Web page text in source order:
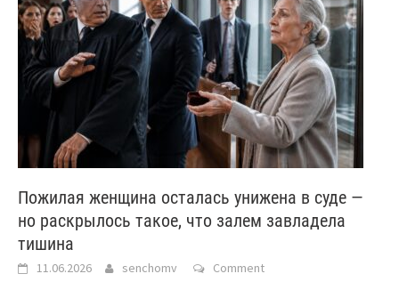
Пожилая женщина осталась унижена в суде —
но раскрылось такое, что залем завладела
тишина
11.06.2026 senchomv Comment